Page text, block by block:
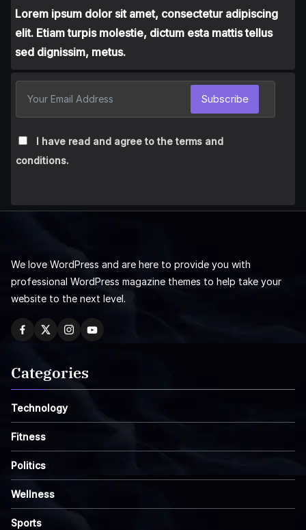
Lorem ipsum dolor sit amet, consectetur adipiscing
elit. Etiam turpis molestie, dictum esta mattis tellus
sed dignissim, metus.
I have read and agree to the terms and
conditions.
Subscribe
We love WordPress and are here to provide you with
professional WordPress magazine themes to help take your
website to the next level.
Categories
Technology
Fitness
Politics
Wellness
Sports